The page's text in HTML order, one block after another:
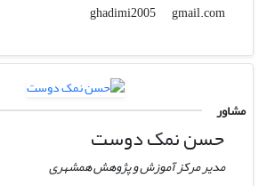
ghadimi2005
gmail.com
مشاور
حسن نمک دوست
مدیر مرکز آموزش و پژوهش همشهری